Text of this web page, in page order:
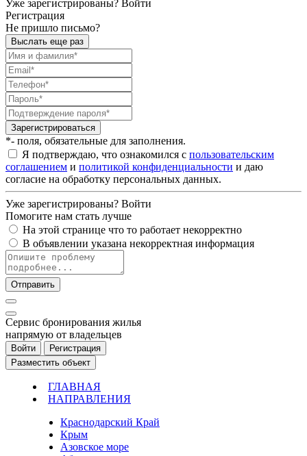
Уже зарегистрированы? Войти
Регистрация
Не пришло письмо?
Выслать еще раз
Зарегистрироваться
*- поля, обязательные для заполнения.
Я подтверждаю, что ознакомился с пользовательским
соглашением и политикой конфиденциальности и даю
согласие на обработку персональных данных.
Уже зарегистрированы? Войти
Помогите нам стать лучше
На этой странице что то работает некорректно
В объявлении указана некорректная информация
Отправить
Cервис бронирования жилья
напрямую от владельцев
Войти
Регистрация
Разместить объект
ГЛАВНАЯ
НАПРАВЛЕНИЯ
Краснодарский Край
Крым
Азовское море